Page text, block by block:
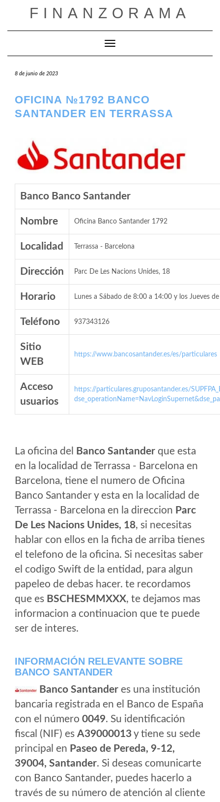
FINANZORAMA
Cambiar modo de navegación
8 de junio de 2023
OFICINA №1792 BANCO
SANTANDER EN TERRASSA
Banco Banco Santander
Nombre Oficina Banco Santander 1792
Localidad Terrassa - Barcelona
Dirección Parc De Les Nacions Unides, 18
Horario Lunes a Sábado de 8:00 a 14:00 y los Jueves
Teléfono 937343126
Sitio
WEB
https://www.bancosantander.es/es/particulares
Acceso
usuarios
https://particulares.gruposantander.es/
La oficina del Banco Santander que esta
en la localidad de Terrassa - Barcelona en
Barcelona, tiene el numero de Oficina
Banco Santander y esta en la localidad de
Terrassa - Barcelona en la direccion Parc
De Les Nacions Unides, 18, si necesitas
hablar con ellos en la ficha de arriba tienes
el telefono de la oficina. Si necesitas saber
el codigo Swift de la entidad, para algun
papeleo de debas hacer. te recordamos
que es BSCHESMMXXX, te dejamos mas
informacion a continuacion que te puede
ser de interes.
INFORMACIÓN RELEVANTE SOBRE
BANCO SANTANDER
Banco Santander es una institución
bancaria registrada en el Banco de España
con el número 0049. Su identificación
fiscal (NIF) es A39000013y tiene su sede
principal en Paseo de Pereda, 9-12,
39004, Santander. Si deseas comunicarte
con Banco Santander, puedes hacerlo a
través de su número de atención al cliente